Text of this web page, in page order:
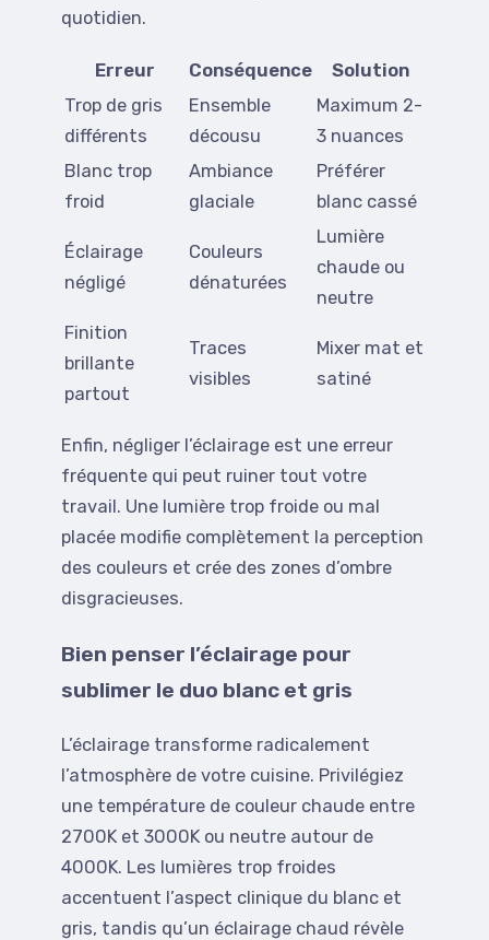
quotidien.
Erreur Conséquence
Solution
Trop de gris
différents
Ensemble
décousu
Maximum 2-
3 nuances
Blanc trop
froid
Ambiance
glaciale
Préférer
blanc cassé
Éclairage
négligé
Couleurs
dénaturées
Lumière
chaude ou
neutre
Finition
brillante
partout
Traces
visibles
Mixer mat et
satiné
Enfin, négliger l’éclairage est une erreur
fréquente qui peut ruiner tout votre
travail. Une lumière trop froide ou mal
placée modifie complètement la perception
des couleurs et crée des zones d’ombre
disgracieuses.
Bien penser l’éclairage pour
sublimer le duo blanc et gris
L’éclairage transforme radicalement
l’atmosphère de votre cuisine. Privilégiez
une température de couleur chaude entre
2700K et 3000K ou neutre autour de
4000K. Les lumières trop froides
accentuent l’aspect clinique du blanc et
gris, tandis qu’un éclairage chaud révèle